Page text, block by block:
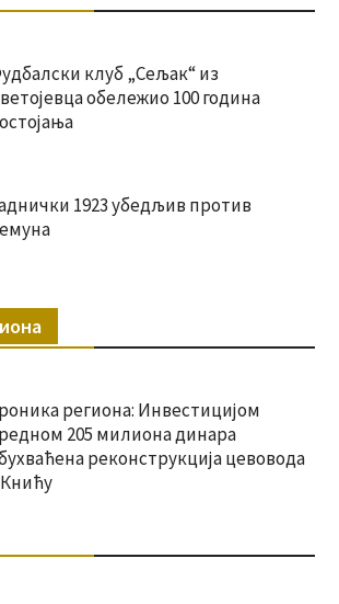
клуб „Сељак“ из
обележио 100 година
1923 убедљив против
региона: Инвестицијом
205 милиона динара
реконструкција цевовода